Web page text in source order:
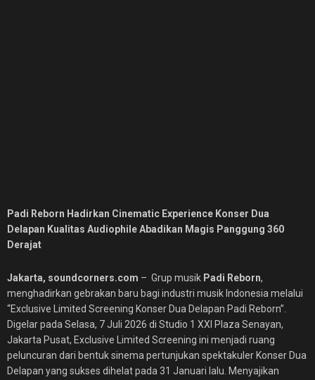
Padi Reborn Hadirkan Cinematic Experience Konser Dua
Delapan Kualitas Audiophile Abadikan Magis Panggung 360
Derajat
Jakarta, soundcorners.com – Grup musik Padi Reborn,
menghadirkan gebrakan baru bagi industri musik Indonesia melalui
“Exclusive Limited Screening Konser Dua Delapan Padi Reborn”.
Digelar pada Selasa, 7 Juli 2026 di Studio 1 XXI Plaza Senayan,
Jakarta Pusat, Exclusive Limited Screening ini menjadi ruang
peluncuran dari bentuk sinema pertunjukan spektakuler Konser Dua
Delapan yang sukses dihelat pada 31 Januari lalu. Menyajikan